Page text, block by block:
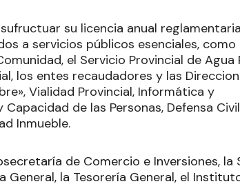
su licencia anual
a servicios públicos esenciales,
el Servicio Provincial de Agua
los entes recaudadores y las
Vialidad Provincial, Informática y
de las Personas, Defensa
Inmueble.
de Comercio e Inversiones, la
General, la Tesorería General, el